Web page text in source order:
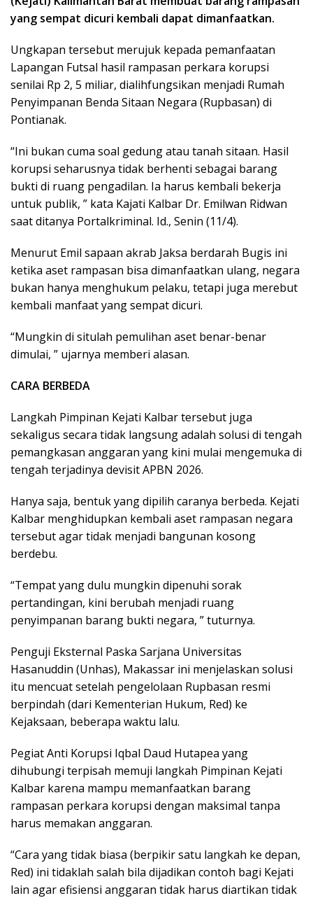
yang sempat dicuri kembali dapat dimanfaatkan.
Ungkapan tersebut merujuk kepada pemanfaatan
Lapangan Futsal hasil rampasan perkara korupsi
senilai Rp 2, 5 miliar, dialihfungsikan menjadi Rumah
Penyimpanan Benda Sitaan Negara (Rupbasan) di
Pontianak.
“Ini bukan cuma soal gedung atau tanah sitaan. Hasil
korupsi seharusnya tidak berhenti sebagai barang
bukti di ruang pengadilan. Ia harus kembali bekerja
untuk publik, ” kata Kajati Kalbar Dr. Emilwan Ridwan
saat ditanya Portalkriminal. Id., Senin (11/4).
Menurut Emil sapaan akrab Jaksa berdarah Bugis ini
ketika aset rampasan bisa dimanfaatkan ulang, negara
bukan hanya menghukum pelaku, tetapi juga merebut
kembali manfaat yang sempat dicuri.
“Mungkin di situlah pemulihan aset benar-benar
dimulai, ” ujarnya memberi alasan.
CARA BERBEDA
Langkah Pimpinan Kejati Kalbar tersebut juga
sekaligus secara tidak langsung adalah solusi di tengah
pemangkasan anggaran yang kini mulai mengemuka di
tengah terjadinya devisit APBN 2026.
Hanya saja, bentuk yang dipilih caranya berbeda. Kejati
Kalbar menghidupkan kembali aset rampasan negara
tersebut agar tidak menjadi bangunan kosong
berdebu.
“Tempat yang dulu mungkin dipenuhi sorak
pertandingan, kini berubah menjadi ruang
penyimpanan barang bukti negara, ” tuturnya.
Penguji Eksternal Paska Sarjana Universitas
Hasanuddin (Unhas), Makassar ini menjelaskan solusi
itu mencuat setelah pengelolaan Rupbasan resmi
berpindah (dari Kementerian Hukum, Red) ke
Kejaksaan, beberapa waktu lalu.
Pegiat Anti Korupsi Iqbal Daud Hutapea yang
dihubungi terpisah memuji langkah Pimpinan Kejati
Kalbar karena mampu memanfaatkan barang
rampasan perkara korupsi dengan maksimal tanpa
harus memakan anggaran.
“Cara yang tidak biasa (berpikir satu langkah ke depan,
Red) ini tidaklah salah bila dijadikan contoh bagi Kejati
lain agar efisiensi anggaran tidak harus diartikan tidak